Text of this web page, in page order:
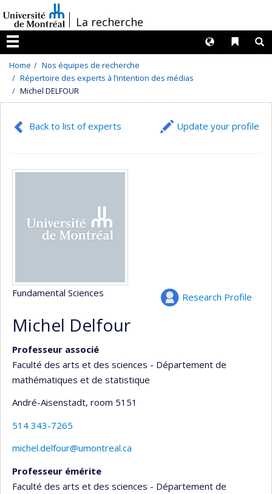
au
contenu
/La recherche
Menu
Liens
Langues
Home
Nos équipes de recherche
Répertoire des experts à l’intention des médias
Michel DELFOUR
Back to list of experts Update your profile
Research Profile
Fundamental Sciences
Michel Delfour
Professeur associé
Faculté des arts et des sciences - Département de
mathématiques et de statistique
André-Aisenstadt, room 5151
514 343-7265
michel.delfour@umontreal.ca
Professeur émérite
Faculté des arts et des sciences - Département de